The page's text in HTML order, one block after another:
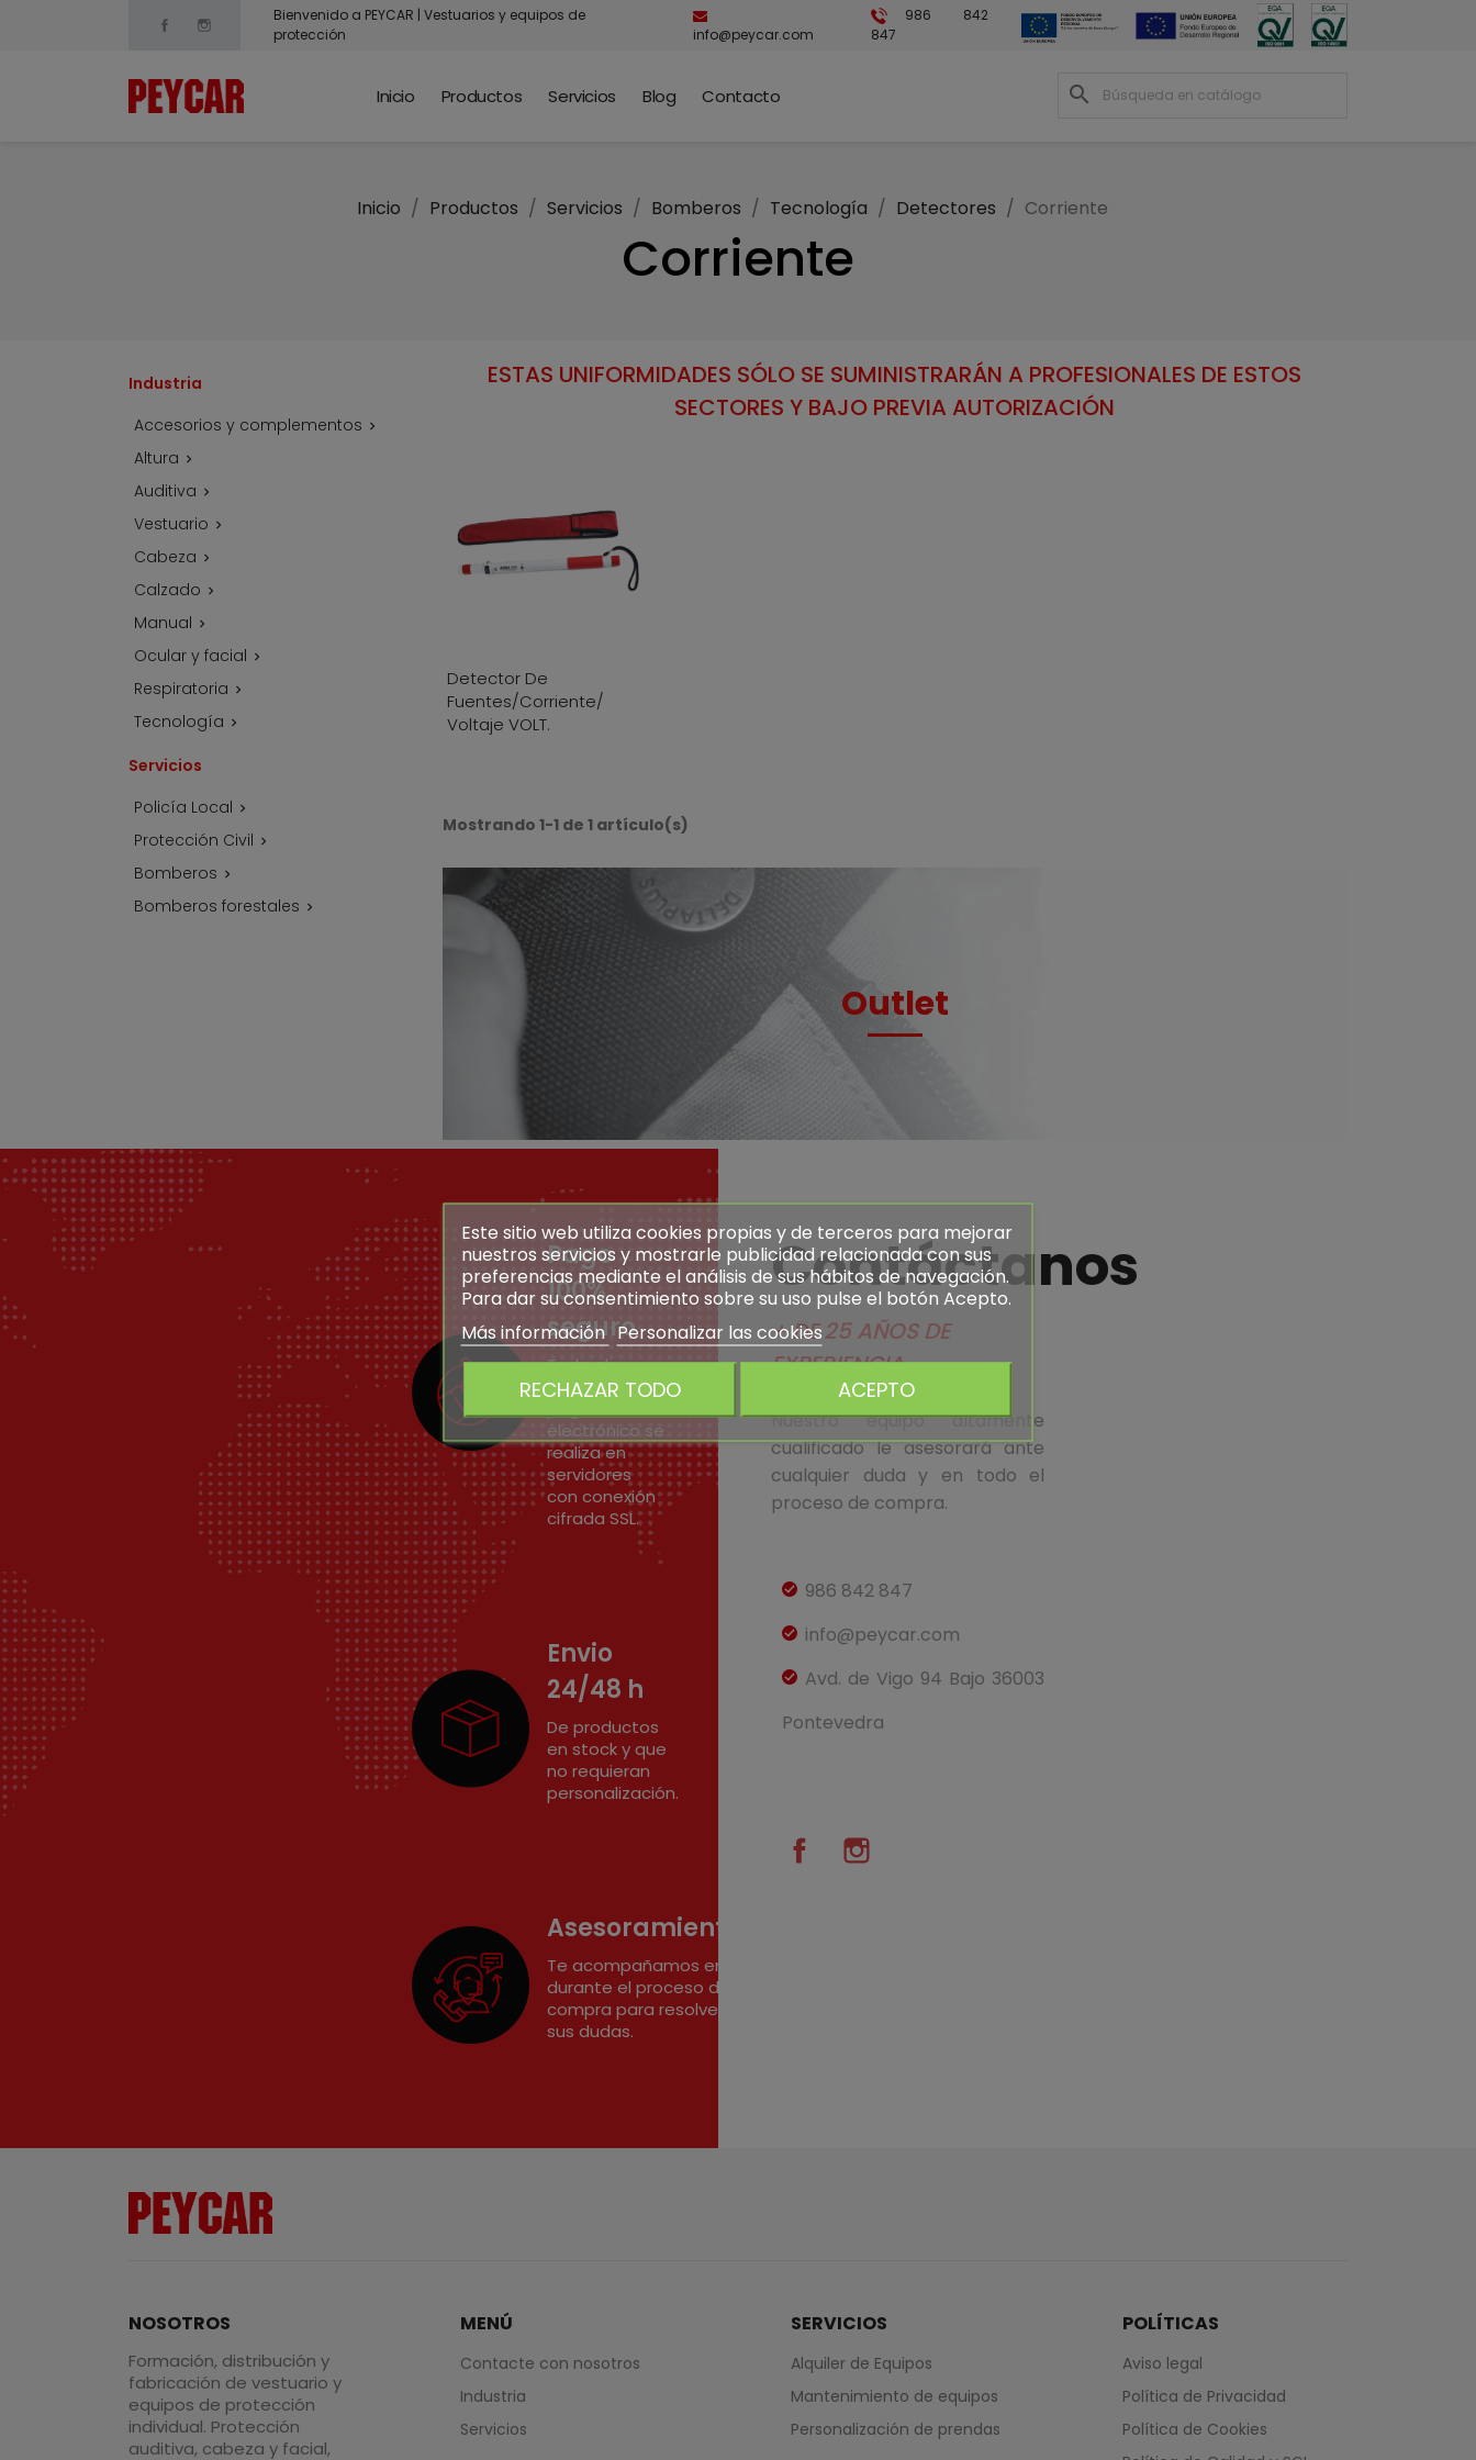
FacebookInstagram
Bienvenido a PEYCAR | Vestuarios y equipos de
protección
info@peycar.com
986 842
847
Inicio Productos Servicios Blog Contacto search
Inicio Productos Servicios Bomberos Tecnología Detectores Corriente
Corriente
Industria
Accesorios y complementos 
Altura 
Auditiva 
Vestuario 
Cabeza 
Calzado 
Manual 
Ocular y facial 
Respiratoria 
Tecnología 
Servicios
Policía Local 
Protección Civil 
Bomberos 
Bomberos forestales 
ESTAS UNIFORMIDADES SÓLO SE SUMINISTRARÁN A PROFESIONALES DE ESTOS
SECTORES Y BAJO PREVIA AUTORIZACIÓN
Detector De
Fuentes/corriente/
Voltaje VOLT.
Mostrando 1-1 de 1 artículo(s)
Outlet
Pago
100%
seguro
Todo el
proceso de
pago
electrónico se
realiza en
servidores
con conexión
cifrada SSL.
Envio
24/48 h
De productos
en stock y que
no requieran
personalización.
Asesoramiento
Te acompañamos en
durante el proceso de
compra para resolver
sus dudas.
Contáctanos
+ DE 25 AÑOS DE
EXPERIENCIA
Nuestro equipo altamente
cualificado le asesorará ante
cualquier duda y en todo el
proceso de compra.
986 842 847
info@peycar.com
Avd. de Vigo 94 Bajo 36003
Pontevedra
Facebook
NOSOTROS
Formación, distribución y
fabricación de vestuario y
equipos de protección
individual. Protección
auditiva, cabeza y facial,
MENÚ
Contacte con nosotros
Industria
Servicios
SERVICIOS
Alquiler de Equipos
Mantenimiento de equipos
Personalización de prendas
POLÍTICAS
Aviso legal
Política de Privacidad
Política de Cookies
Este sitio web utiliza cookies propias y de terceros para mejorar
nuestros servicios y mostrarle publicidad relacionada con sus
preferencias mediante el análisis de sus hábitos de navegación.
Para dar su consentimiento sobre su uso pulse el botón Acepto.
Más información Personalizar las cookies
RECHAZAR TODO ACEPTO